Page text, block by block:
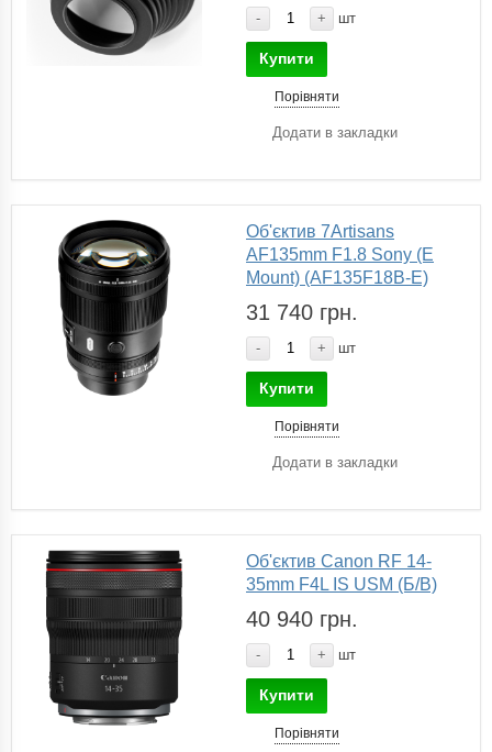
- + шт
Купити
Порівняти
Додати в закладки
Об'єктив 7Artisans
AF135mm F1.8 Sony (E
Mount) (AF135F18B-E)
31 740 грн.
- + шт
Купити
Порівняти
Додати в закладки
Об'єктив Canon RF 14-
35mm F4L IS USM (Б/В)
40 940 грн.
- + шт
Купити
Порівняти